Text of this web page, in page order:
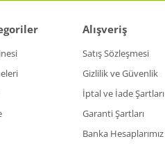
Alışveriş
Satış Sözleşmesi
Gizlilik ve Güvenlik
İptal ve İade Şartları
Garanti Şartları
Banka Hesaplarımız